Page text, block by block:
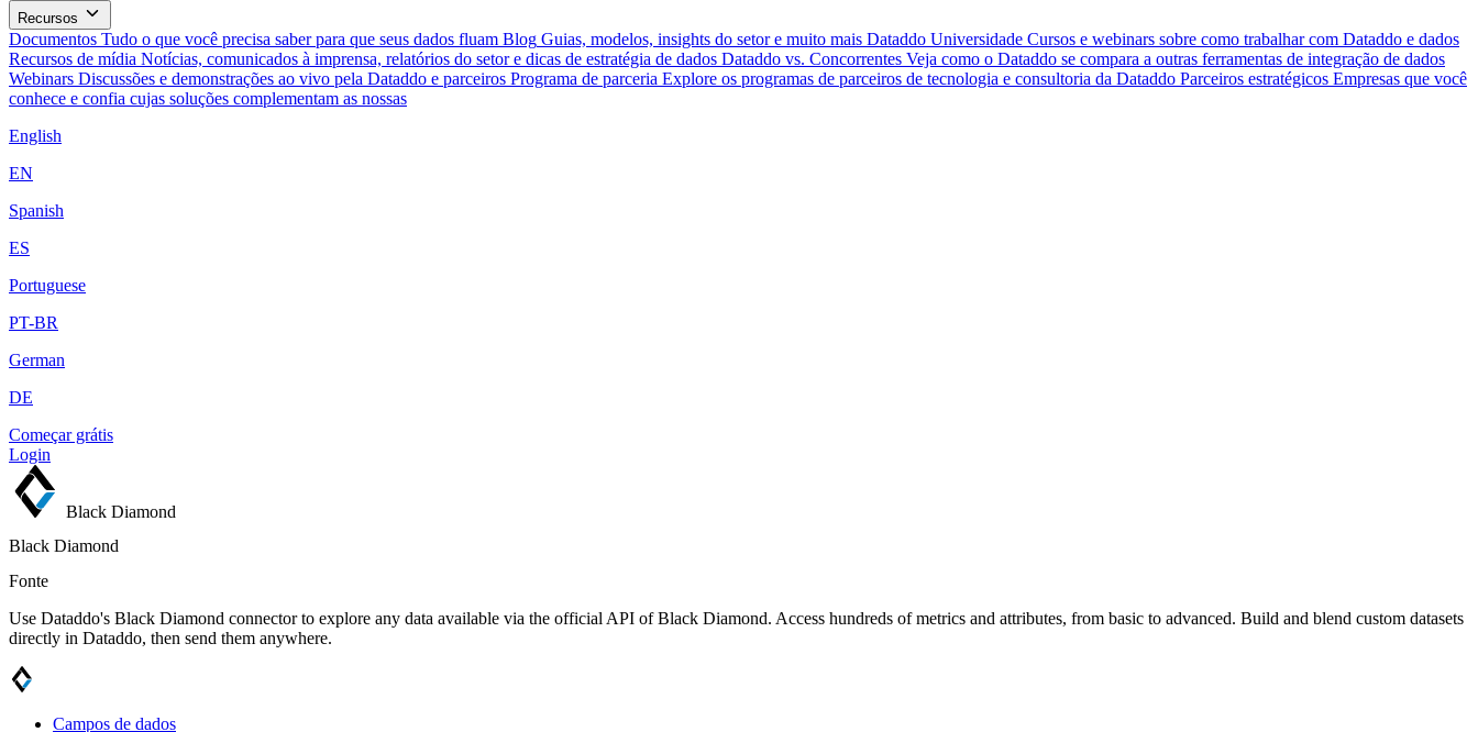
Recursos
Documentos Tudo o que você precisa saber para que seus dados fluam Blog Guias, modelos, insights do setor e muito mais Dataddo Universidade Cursos e webinars sobre como trabalhar com Dataddo e dados
Recursos de mídia Notícias, comunicados à imprensa, relatórios do setor e dicas de estratégia de dados Dataddo vs. Concorrentes Veja como o Dataddo se compara a outras ferramentas de integração de dados
Webinars Discussões e demonstrações ao vivo pela Dataddo e parceiros Programa de parceria Explore os programas de parceiros de tecnologia e consultoria da Dataddo Parceiros estratégicos Empresas que você
conhece e confia cujas soluções complementam as nossas
English
EN
Spanish
ES
Portuguese
PT-BR
German
DE
Começar grátis
Login
Black Diamond
Black Diamond
Fonte
Use Dataddo's Black Diamond connector to explore any data available via the official API of Black Diamond. Access hundreds of metrics and attributes, from basic to advanced. Build and blend custom datasets
directly in Dataddo, then send them anywhere.
Campos de dados